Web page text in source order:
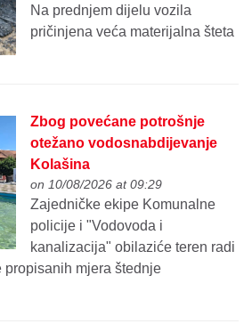
Na prednjem dijelu vozila
pričinjena veća materijalna šteta
Zbog povećane potrošnje
otežano vodosnabdijevanje
Kolašina
on 10/08/2026 at 09:29
Zajedničke ekipe Komunalne
policije i "Vodovoda i
kanalizacija" obilaziće teren radi
propisanih mjera štednje